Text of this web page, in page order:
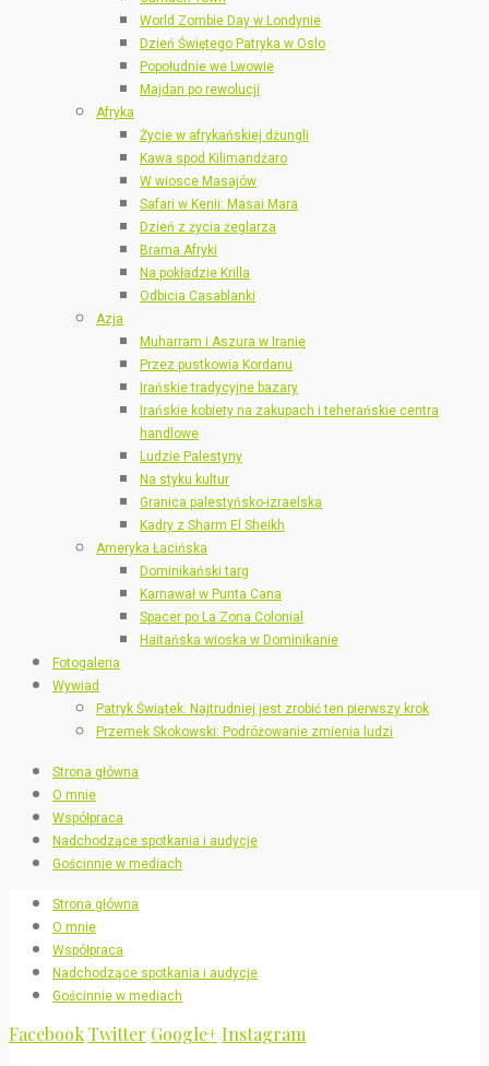
World Zombie Day w Londynie
Dzień Świętego Patryka w Oslo
Popołudnie we Lwowie
Majdan po rewolucji
Afryka
Życie w afrykańskiej dżungli
Kawa spod Kilimandżaro
W wiosce Masajów
Safari w Kenii: Masai Mara
Dzień z życia żeglarza
Brama Afryki
Na pokładzie Krilla
Odbicia Casablanki
Azja
Muharram i Aszura w Iranie
Przez pustkowia Kordanu
Irańskie tradycyjne bazary
Irańskie kobiety na zakupach i teherańskie centra
handlowe
Ludzie Palestyny
Na styku kultur
Granica palestyńsko-izraelska
Kadry z Sharm El Sheikh
Ameryka Łacińska
Dominikański targ
Karnawał w Punta Cana
Spacer po La Zona Colonial
Haitańska wioska w Dominikanie
Fotogaleria
Wywiad
Patryk Świątek: Najtrudniej jest zrobić ten pierwszy krok
Przemek Skokowski: Podróżowanie zmienia ludzi
Strona główna
O mnie
Współpraca
Nadchodzące spotkania i audycje
Gościnnie w mediach
Strona główna
O mnie
Współpraca
Nadchodzące spotkania i audycje
Gościnnie w mediach
FacebookTwitter Google+Instagram